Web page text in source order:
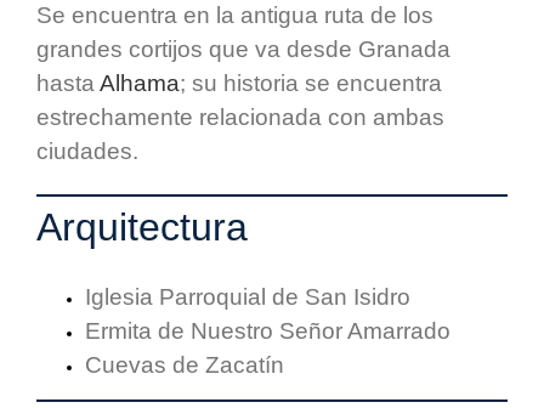
Se encuentra en la antigua ruta de los
grandes cortijos que va desde Granada
hasta Alhama; su historia se encuentra
estrechamente relacionada con ambas
ciudades.
Arquitectura
Iglesia Parroquial de San Isidro
Ermita de Nuestro Señor Amarrado
Cuevas de Zacatín